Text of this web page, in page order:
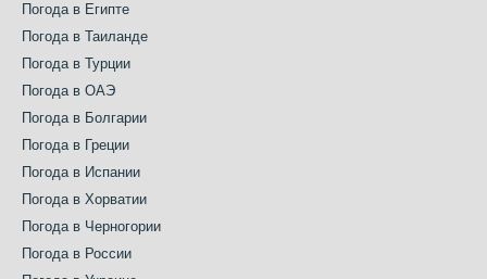
Погода в Египте
Погода в Таиланде
Погода в Турции
Погода в ОАЭ
Погода в Болгарии
Погода в Греции
Погода в Испании
Погода в Хорватии
Погода в Черногории
Погода в России